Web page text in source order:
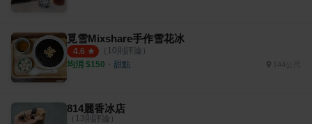
覓雪Mixshare手作雪花冰
4.6 （ 10則評論）
均消 $150 ・ 甜點 144公尺
814麗香冰店
（ 13則評論）